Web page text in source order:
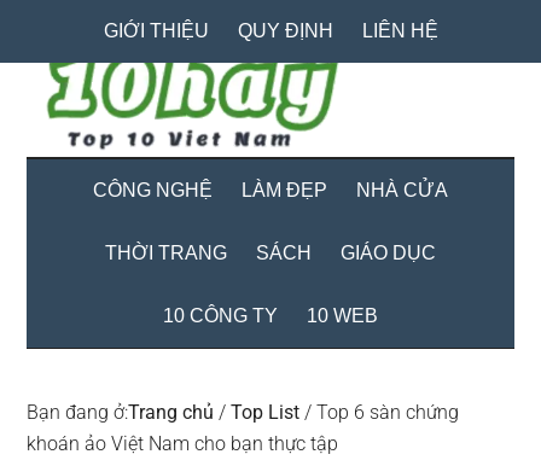
content
secondary
menu
primary
sidebar
GIỚI THIỆU QUY ĐỊNH LIÊN HỆ
CÔNG NGHỆ LÀM ĐẸP NHÀ CỬA
THỜI TRANG SÁCH GIÁO DỤC
10 CÔNG TY 10 WEB
Bạn đang ở:Trang chủ / Top List / Top 6 sàn chứng
khoán ảo Việt Nam cho bạn thực tập